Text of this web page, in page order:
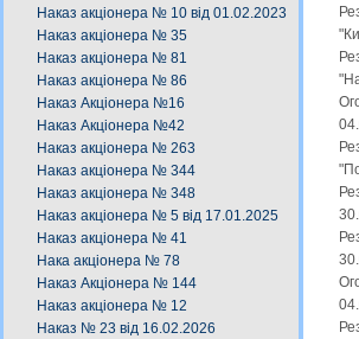
Наказ акціонера № 10 від 01.02.2023
Наказ акціонера № 35
Наказ акціонера № 81
Наказ акціонера № 86
Наказ Акціонера №16
Наказ Акціонера №42
Наказ акціонера № 263
Наказ акціонера № 344
Наказ акціонера № 348
Наказ акціонера № 5 від 17.01.2025
Наказ акціонера № 41
Нака акціонера № 78
Наказ Акціонера № 144
Наказ акціонера № 12
Наказ № 23 від 16.02.2026